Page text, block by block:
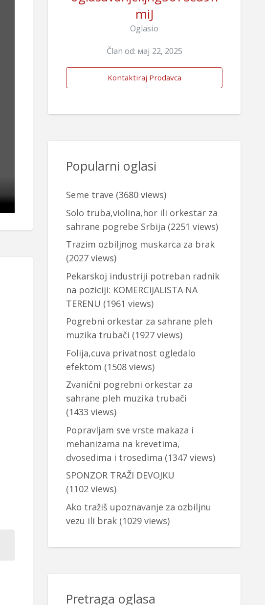
miJ
Oglasio
Član od: мај 22, 2025
Kontaktiraj Prodavca
Popularni oglasi
Seme trave (3680 views)
Solo truba,violina,hor ili orkestar za
sahrane pogrebe Srbija (2251 views)
Trazim ozbiljnog muskarca za brak
(2027 views)
Pekarskoj industriji potreban radnik
na poziciji: KOMERCIJALISTA NA
TERENU (1961 views)
Pogrebni orkestar za sahrane pleh
muzika trubači (1927 views)
Folija,cuva privatnost ogledalo
efektom (1508 views)
Zvanični pogrebni orkestar za
sahrane pleh muzika trubači
(1433 views)
Popravljam sve vrste makaza i
mehanizama na krevetima,
dvosedima i trosedima (1347 views)
SPONZOR TRAŽI DEVOJKU
(1102 views)
Ako tražiš upoznavanje za ozbiljnu
vezu ili brak(1029 views)
Pretraga oglasa